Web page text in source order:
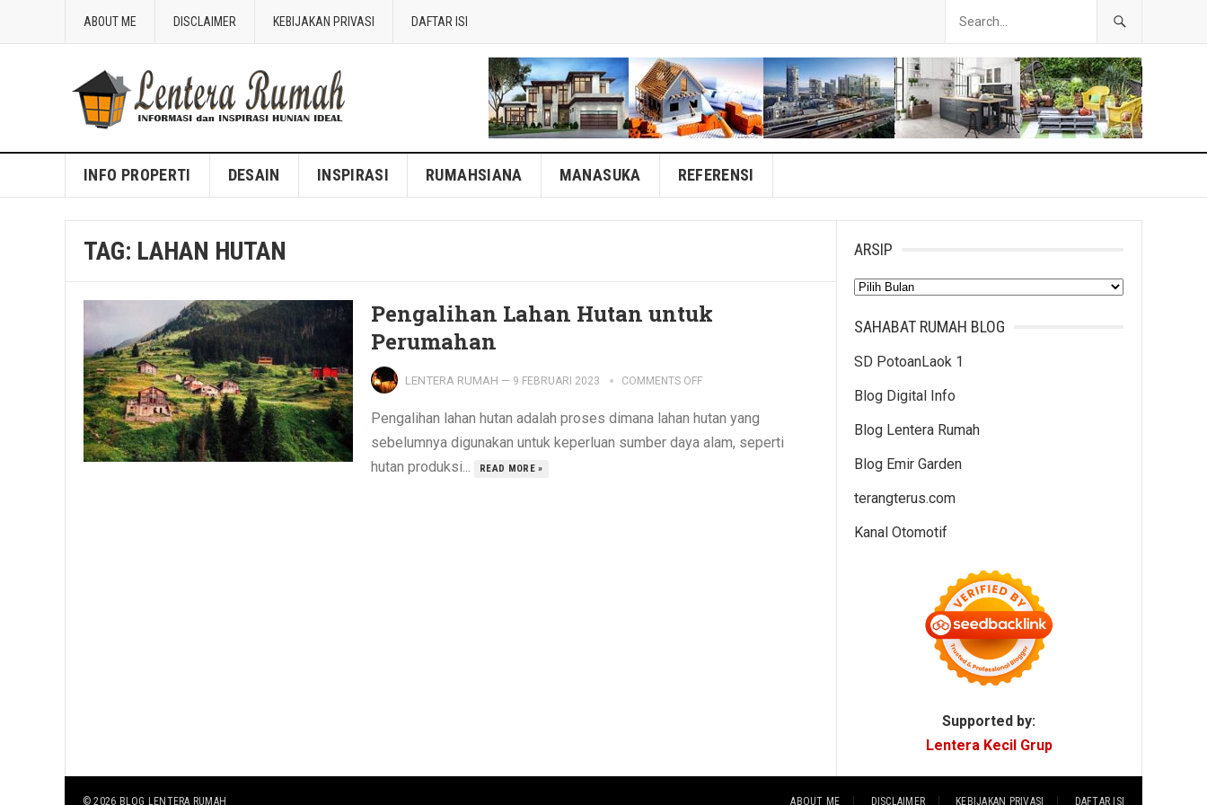
ABOUT ME DISCLAIMER KEBIJAKAN PRIVASI DAFTAR ISI
Blog Lentera Rumah
INFO PROPERTI DESAIN INSPIRASI RUMAHSIANA MANASUKA REFERENSI
TAG: LAHAN HUTAN
Pengalihan Lahan Hutan untuk
Perumahan
LENTERA RUMAH — 9 FEBRUARI 2023 COMMENTS OFF
Pengalihan lahan hutan adalah proses dimana lahan hutan yang
sebelumnya digunakan untuk keperluan sumber daya alam, seperti
hutan produksi...
READ MORE »
ARSIP
Arsip
SAHABAT RUMAH BLOG
SD PotoanLaok 1
Blog Digital Info
Blog Lentera Rumah
Blog Emir Garden
terangterus.com
Kanal Otomotif
Supported by:
Lentera Kecil Grup
© 2026 BLOG LENTERA RUMAH ABOUT ME DISCLAIMER KEBIJAKAN PRIVASI DAFTAR ISI